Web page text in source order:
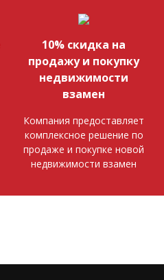
10% скидка на
продажу и покупку
недвижимости
взамен
Компания предоставляет
комплексное решение по
продаже и покупке новой
недвижимости взамен